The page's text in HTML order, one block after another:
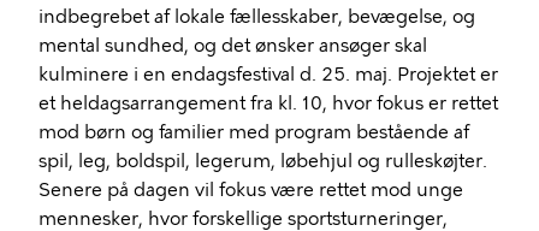
indbegrebet af lokale fællesskaber, bevægelse, og
mental sundhed, og det ønsker ansøger skal
kulminere i en endagsfestival d. 25. maj. Projektet er
et heldagsarrangement fra kl. 10, hvor fokus er rettet
mod børn og familier med program bestående af
spil, leg, boldspil, legerum, løbehjul og rulleskøjter.
Senere på dagen vil fokus være rettet mod unge
mennesker, hvor forskellige sportsturneringer,